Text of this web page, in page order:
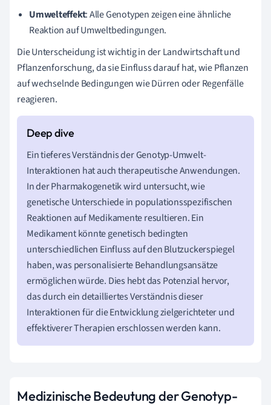
Umwelteffekt: Alle Genotypen zeigen eine ähnliche
Reaktion auf Umweltbedingungen.
Die Unterscheidung ist wichtig in der Landwirtschaft und
Pflanzenforschung, da sie Einfluss darauf hat, wie Pflanzen
auf wechselnde Bedingungen wie Dürren oder Regenfälle
reagieren.
Ein tieferes Verständnis der Genotyp-Umwelt-
Interaktionen hat auch therapeutische Anwendungen.
In der Pharmakogenetik wird untersucht, wie
genetische Unterschiede in populationsspezifischen
Reaktionen auf Medikamente resultieren. Ein
Medikament könnte genetisch bedingten
unterschiedlichen Einfluss auf den Blutzuckerspiegel
haben, was personalisierte Behandlungsansätze
ermöglichen würde. Dies hebt das Potenzial hervor,
das durch ein detailliertes Verständnis dieser
Interaktionen für die Entwicklung zielgerichteter und
effektiverer Therapien erschlossen werden kann.
Medizinische Bedeutung der Genotyp-